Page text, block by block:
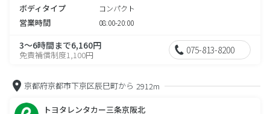
ボディタイプ コンパクト
営業時間 08:00-20:00
3～6時間まで6,160円
免責補償制度1,100円 075-813-8200
京都府京都市下京区辰巳町から 2912m
トヨタレンタカー三条京阪北